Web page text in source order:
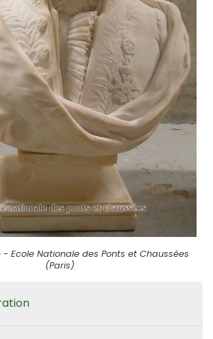
Ecole Nationale des Ponts et Chaussées
(Paris)